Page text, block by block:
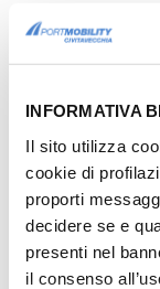
INFORMATIVA
Il sito utilizza
cookie di
proporti
decidere se e
presenti nel
il consenso
adelante
y técnica
sofocado
las